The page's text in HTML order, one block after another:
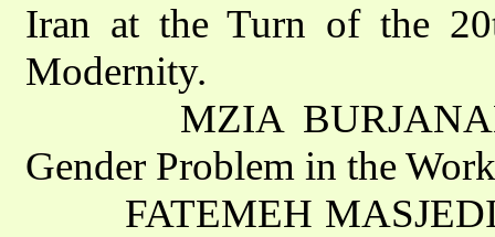
Iran at the Turn of the
Modernity.
MZIA
Gender Problem in the
FATEMEH MASJEDI